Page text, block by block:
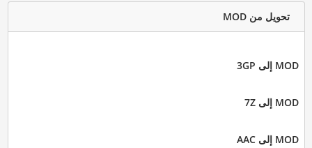
تحويل من MOD
MOD إلى 3GP
MOD إلى 7Z
MOD إلى AAC